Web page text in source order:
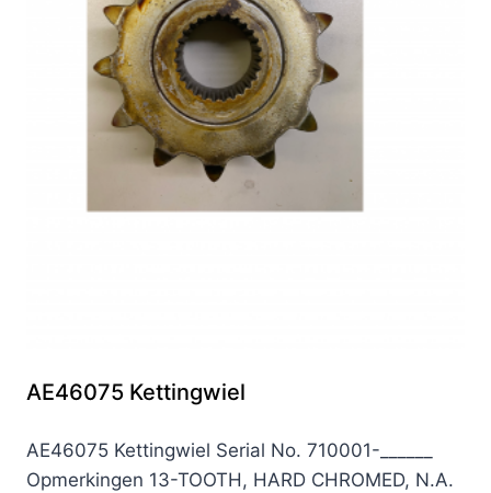
AE46075 Kettingwiel
AE46075 Kettingwiel Serial No. 710001-______
Opmerkingen 13-TOOTH, HARD CHROMED, N.A.